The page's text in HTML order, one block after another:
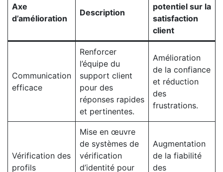
Axe
d’amélioration
Description
potentiel sur la
satisfaction
client
Communication
efficace
Renforcer
l’équipe du
support client
pour des
réponses rapides
et pertinentes.
Amélioration
de la confiance
et réduction
des
frustrations.
Vérification des
profils
Mise en œuvre
de systèmes de
vérification
d’identité pour
Augmentation
de la fiabilité
des